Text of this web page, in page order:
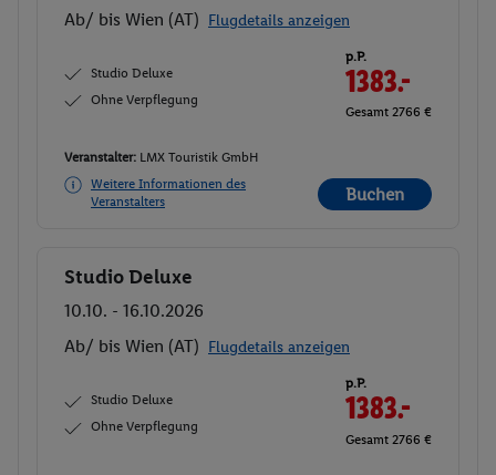
Ab/ bis Wien (AT) Flugdetails anzeigen
Studio Deluxe
Ohne Verpflegung
p.P.
1383.-
Gesamt 2766 €
Veranstalter: LMX Touristik GmbH
Weitere Informationen des
Veranstalters
Buchen
Buchen
Studio Deluxe
10.10. - 16.10.2026
Ab/ bis Wien (AT) Flugdetails anzeigen
Studio Deluxe
Ohne Verpflegung
p.P.
1383.-
Gesamt 2766 €